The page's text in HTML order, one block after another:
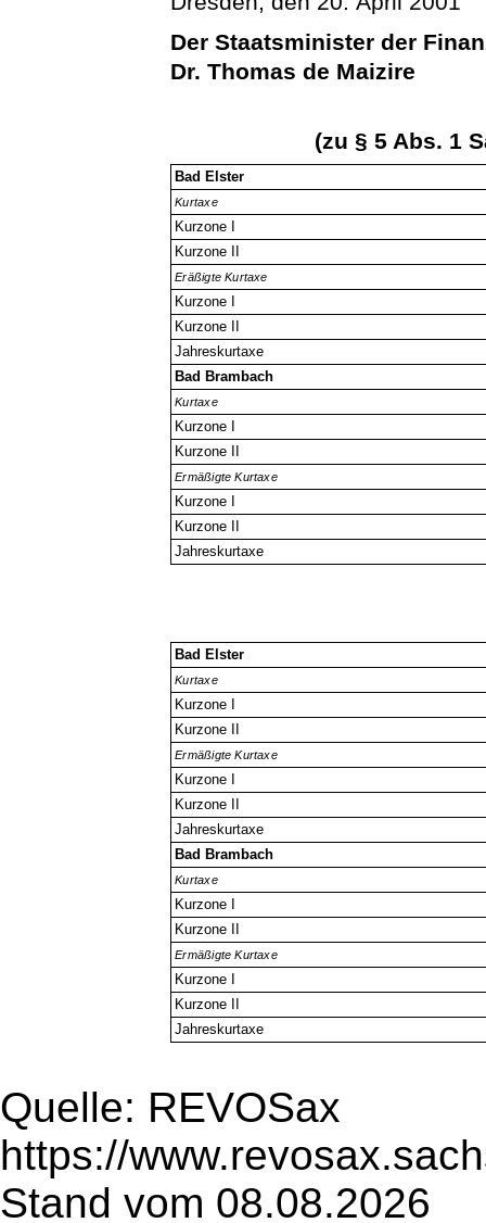
Der Staatsminister der
Dr. Thomas de Maizire
(zu § 5 Abs. 1
Bad Elster
Kurtaxe
Kurzone I
Kurzone II
Eräßigte Kurtaxe
Kurzone I
Kurzone II
Jahreskurtaxe
Bad Brambach
Kurtaxe
Kurzone I
Kurzone II
Ermäßigte Kurtaxe
Kurzone I
Kurzone II
Jahreskurtaxe
Bad Elster
Kurtaxe
Kurzone I
Kurzone II
Ermäßigte Kurtaxe
Kurzone I
Kurzone II
Jahreskurtaxe
Bad Brambach
Kurtaxe
Kurzone I
Kurzone II
Ermäßigte Kurtaxe
Kurzone I
Kurzone II
Jahreskurtaxe
Quelle: REVOSax
https://
Stand vom 08.08.2026